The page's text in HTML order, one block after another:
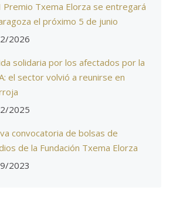
Premio Txema Elorza se entregará
el próximo 5 de junio
2026
solidaria por los afectados por la
el sector volvió a reunirse en
2025
convocatoria de bolsas de
de la Fundación Txema Elorza
2023